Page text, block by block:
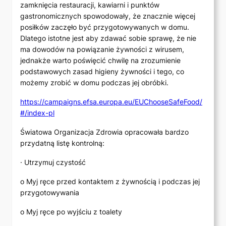
zamknięcia restauracji, kawiarni i punktów
gastronomicznych spowodowały, że znacznie więcej
posiłków zaczęło być przygotowywanych w domu.
Dlatego istotne jest aby zdawać sobie sprawę, że nie
ma dowodów na powiązanie żywności z wirusem,
jednakże warto poświęcić chwilę na zrozumienie
podstawowych zasad higieny żywności i tego, co
możemy zrobić w domu podczas jej obróbki.
https://campaigns.efsa.europa.eu/EUChooseSafeFood/
#/index-pl
Światowa Organizacja Zdrowia opracowała bardzo
przydatną listę kontrolną:
· Utrzymuj czystość
o Myj ręce przed kontaktem z żywnością i podczas jej
przygotowywania
o Myj ręce po wyjściu z toalety